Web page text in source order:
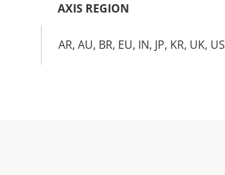
AXIS REGION
AR, AU, BR, EU, IN, JP, KR, UK, US